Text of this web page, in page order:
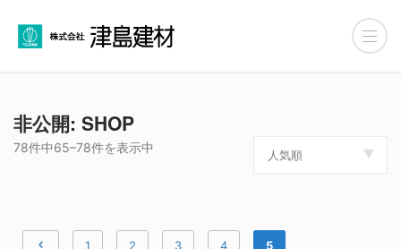
非公開: SHOP
78件中65–78件を表示中 人気順
1 2 3 4 5